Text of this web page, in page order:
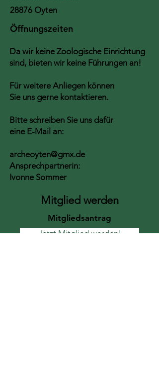
28876 Oyten
Öffnungszeiten
Da wir keine Zoologische Einrichtung
sind, bieten wir keine Führungen an!
Für weitere Anliegen können
Sie uns gerne kontaktieren.
Bitte schreiben Sie uns dafür
eine E-Mail an:
archeoyten@gmx.de
Ansprechpartnerin:
Ivonne Sommer
Mitglied werden
Mitgliedsantrag
Jetzt Mitglied werden!